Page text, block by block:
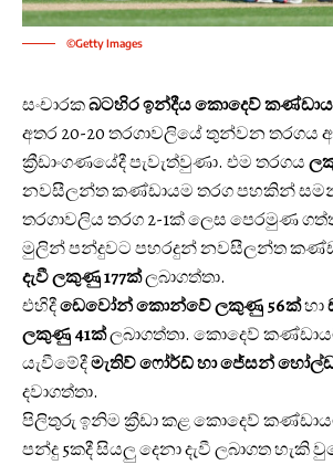
©Getty Images
සංචාරකබටහිර ඉන්දීය කොදෙව්
අතර 20-20 තරගාවලියේ තුන්වන තරගය
ක්‍රීඩාංගණයේදී පැවැත්වුණා. එම තරගය
නවසීලන්ත කණ්ඩායම තරග පහකින්
තරගාවලිය තරග 2-1ක් ලෙස පෙරමුණ
මුලින් පන්දුවට පහරදුන් නවසීලන්ත
දැවී ලකුණු 177ක්ලබාගත්තා.
එහිදීඩෙවෝන් කොන්වේ ලකුණු 56ක්හා
ලකුණු 41ක්ලබාගත්තා. කොදෙව්
යැවීමේදීමැතිව් ෆෝර්ඩ් හා ජේසන්
දවාගත්තා.
පිලිතුරු ඉනිම ක්‍රීඩා කළ කොදෙව්
පන්දු 5කදී සියලු දෙනා දැවී ලබාගත හැකි